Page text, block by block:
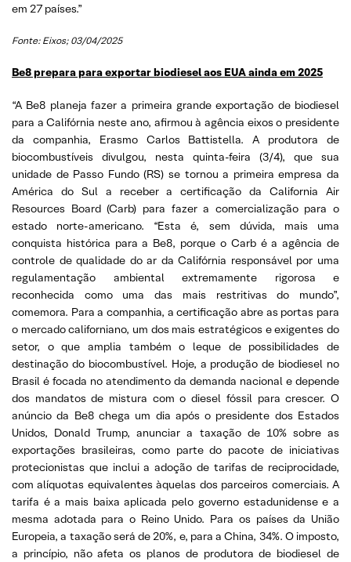
em 27 países.”
Fonte: Eixos; 03/04/2025
Be8 prepara para exportar biodiesel aos EUA ainda em 2025
“A Be8 planeja fazer a primeira grande exportação de biodiesel
para a Califórnia neste ano, afirmou à agência eixos o presidente
da companhia, Erasmo Carlos Battistella. A produtora de
biocombustíveis divulgou, nesta quinta-feira (3/4), que sua
unidade de Passo Fundo (RS) se tornou a primeira empresa da
América do Sul a receber a certificação da California Air
Resources Board (Carb) para fazer a comercialização para o
estado norte-americano. “Esta é, sem dúvida, mais uma
conquista histórica para a Be8, porque o Carb é a agência de
controle de qualidade do ar da Califórnia responsável por uma
regulamentação ambiental extremamente rigorosa e
reconhecida como uma das mais restritivas do mundo”,
comemora. Para a companhia, a certificação abre as portas para
o mercado californiano, um dos mais estratégicos e exigentes do
setor, o que amplia também o leque de possibilidades de
destinação do biocombustível. Hoje, a produção de biodiesel no
Brasil é focada no atendimento da demanda nacional e depende
dos mandatos de mistura com o diesel fóssil para crescer. O
anúncio da Be8 chega um dia após o presidente dos Estados
Unidos, Donald Trump, anunciar a taxação de 10% sobre as
exportações brasileiras, como parte do pacote de iniciativas
protecionistas que inclui a adoção de tarifas de reciprocidade,
com alíquotas equivalentes àquelas dos parceiros comerciais. A
tarifa é a mais baixa aplicada pelo governo estadunidense e a
mesma adotada para o Reino Unido. Para os países da União
Europeia, a taxação será de 20%, e, para a China, 34%. O imposto,
a princípio, não afeta os planos de produtora de biodiesel de